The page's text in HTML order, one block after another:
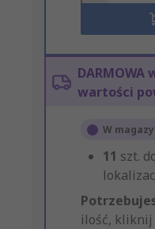
DARMOWA
wartości
W
11 szt.
ilość, kliknij